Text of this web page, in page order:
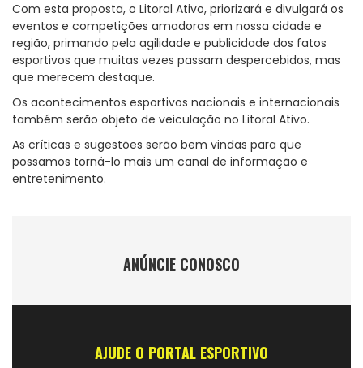
Com esta proposta, o Litoral Ativo, priorizará e divulgará os
eventos e competições amadoras em nossa cidade e
região, primando pela agilidade e publicidade dos fatos
esportivos que muitas vezes passam despercebidos, mas
que merecem destaque.
Os acontecimentos esportivos nacionais e internacionais
também serão objeto de veiculação no Litoral Ativo.
As críticas e sugestões serão bem vindas para que
possamos torná-lo mais um canal de informação e
entretenimento.
ANÚNCIE CONOSCO
AJUDE O PORTAL ESPORTIVO